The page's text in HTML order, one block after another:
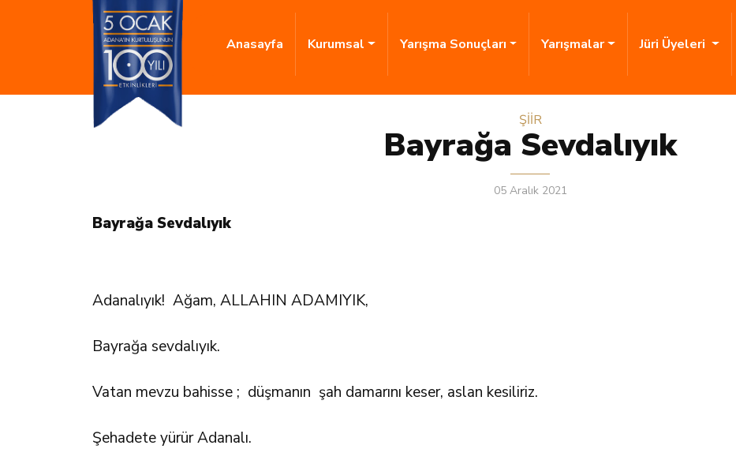
Anasayfa Kurumsal Yarışma Sonuçları Yarışmalar Jüri Üyeleri
ŞİİR
Bayrağa Sevdalıyık
05 Aralık 2021
Bayrağa Sevdalıyık
Adanalıyık! Ağam, ALLAHIN ADAMIYIK,
Bayrağa sevdalıyık.
Vatan mevzu bahisse ; düşmanın şah damarını keser, aslan kesiliriz.
Şehadete yürür Adanalı.